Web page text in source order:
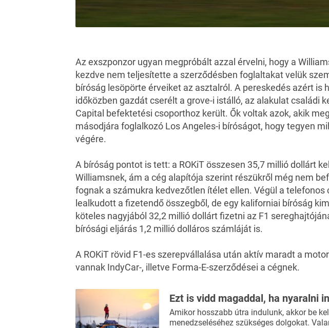
Az exszponzor ugyan megpróbált azzal érvelni, hogy a
kezdve nem teljesítette a szerződésben foglaltakat velük
bíróság lesöpörte érveiket az asztalról. A pereskedés azért is
időközben gazdát cserélt a grove-i istálló, az alakulat családi
Capital befektetési csoporthoz került. Ők voltak azok, akik
másodjára foglalkozó Los Angeles-i bíróságot, hogy tegyen
végére.
A bíróság pontot is tett: a ROKiT összesen 35,7 millió dollárt
Williamsnek, ám a cég alapítója szerint részükről még nem
fognak a számukra kedvezőtlen ítélet ellen. Végül a telefonos
lealkudott a fizetendő összegből, de egy kaliforniai bíróság
köteles nagyjából 32,2 millió dollárt fizetni az F1
bírósági eljárás 1,2 millió dolláros számláját is.
A ROKiT rövid F1-es szerepvállalása után aktív maradt a
vannak IndyCar-, illetve Forma-E-szerződései a cégnek.
Ezt is vidd magaddal, ha nyaralni
Amikor hosszabb útra indulunk, akkor be
menedzseléséhez szükséges dolgokat.